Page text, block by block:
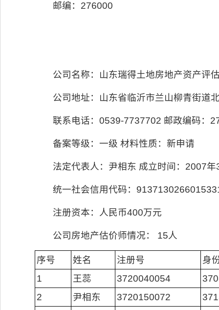
邮编：276000
公司名称：山东瑞得土地房地产资产评
公司地址：山东省临沂市兰山柳青街道
联系电话：0539-7737702 邮政编码：
备案等级：一级 材料性质：新申请
法定代表人：尹相东 成立时间：2007
统一社会信用代码：
注册资本：人民币400万元
公司房地产估价师情况： 15人
序号 姓名 注册号
身
1
王蕊 3720040054
2
尹相东 3720150072